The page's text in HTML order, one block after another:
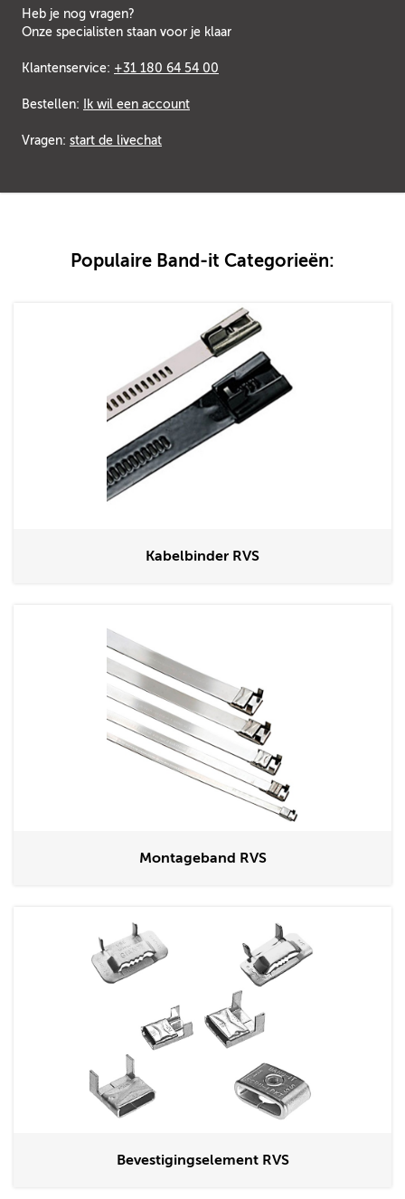
Heb je nog vragen?
Onze specialisten staan voor je klaar
Klantenservice: +31 180 64 54 00
Bestellen: Ik wil een account
Vragen: start de livechat
Populaire Band-it Categorieën:
Kabelbinder RVS
Montageband RVS
Bevestigingselement RVS